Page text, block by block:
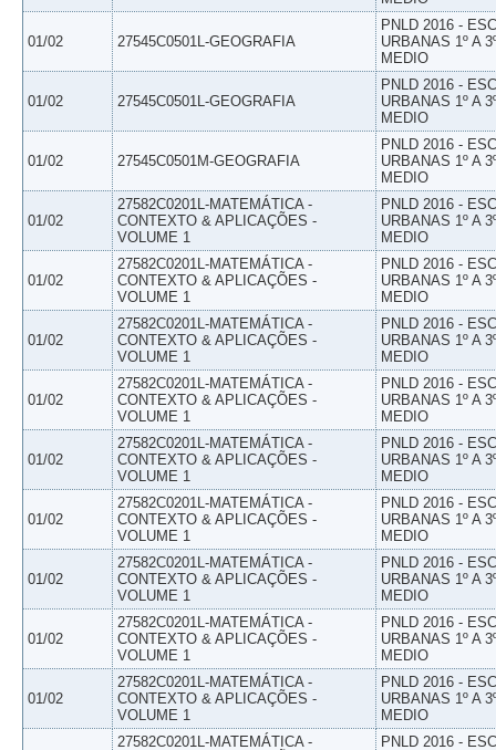
01/02 27545C0501L-GEOGRAFIA
PNLD 2016 -
URBANAS 1º A
MEDIO
01/02 27545C0501L-GEOGRAFIA
PNLD 2016 -
URBANAS 1º A
MEDIO
01/02 27545C0501M-GEOGRAFIA
PNLD 2016 -
URBANAS 1º A
MEDIO
01/02
27582C0201L-MATEMÁTICA -
CONTEXTO & APLICAÇÕES -
VOLUME 1
PNLD 2016 -
URBANAS 1º A
MEDIO
01/02
27582C0201L-MATEMÁTICA -
CONTEXTO & APLICAÇÕES -
VOLUME 1
PNLD 2016 -
URBANAS 1º A
MEDIO
01/02
27582C0201L-MATEMÁTICA -
CONTEXTO & APLICAÇÕES -
VOLUME 1
PNLD 2016 -
URBANAS 1º A
MEDIO
01/02
27582C0201L-MATEMÁTICA -
CONTEXTO & APLICAÇÕES -
VOLUME 1
PNLD 2016 -
URBANAS 1º A
MEDIO
01/02
27582C0201L-MATEMÁTICA -
CONTEXTO & APLICAÇÕES -
VOLUME 1
PNLD 2016 -
URBANAS 1º A
MEDIO
01/02
27582C0201L-MATEMÁTICA -
CONTEXTO & APLICAÇÕES -
VOLUME 1
PNLD 2016 -
URBANAS 1º A
MEDIO
01/02
27582C0201L-MATEMÁTICA -
CONTEXTO & APLICAÇÕES -
VOLUME 1
PNLD 2016 -
URBANAS 1º A
MEDIO
01/02
27582C0201L-MATEMÁTICA -
CONTEXTO & APLICAÇÕES -
VOLUME 1
PNLD 2016 -
URBANAS 1º A
MEDIO
01/02
27582C0201L-MATEMÁTICA -
CONTEXTO & APLICAÇÕES -
VOLUME 1
PNLD 2016 -
URBANAS 1º A
MEDIO
27582C0201L-MATEMÁTICA -
PNLD 2016 -